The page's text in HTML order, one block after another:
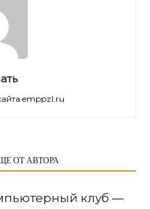
emppzl.ru
ОТ АВТОРА
клуб —